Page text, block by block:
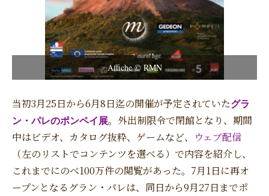
Affiche © RMN
当初3月25日から6月8日迄の開催が予定されていたグラ
ン・パレのポンペイ展。外出制限令で閉館となり、期間
中はビデオ、カタログ抜粋、ゲームなど、
ウェブ配信
（左のリストでコンテンツを選べる）で内容を紹介し、
これまでにのべ100万件の閲覧があった。7月1日に再オ
ープンとなるグラン・パレは、同日から9月27日までポ